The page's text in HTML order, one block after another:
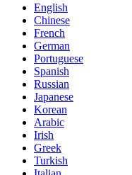
English
Chinese
French
German
Portuguese
Spanish
Russian
Japanese
Korean
Arabic
Irish
Greek
Turkish